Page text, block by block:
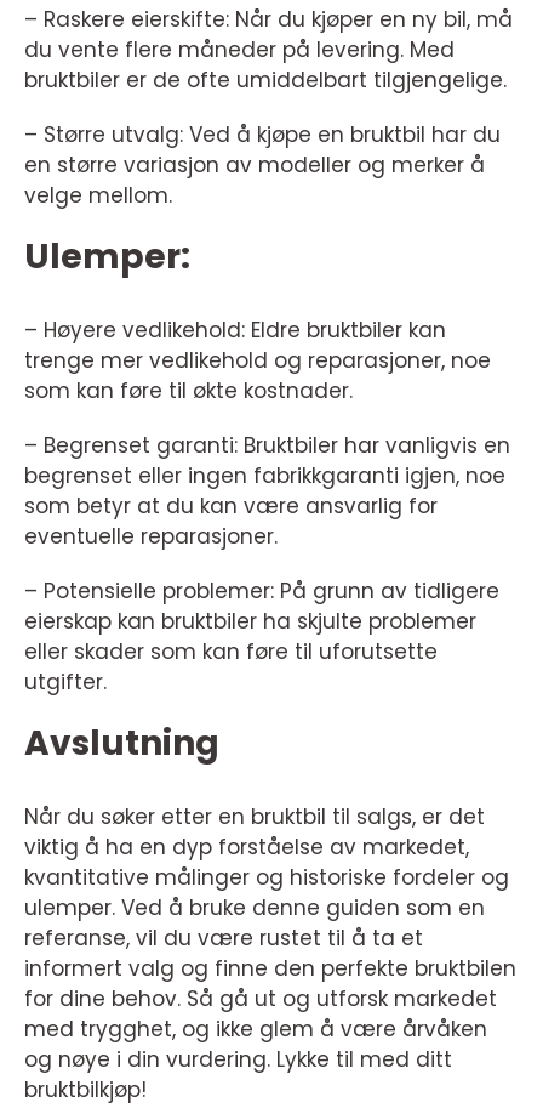
– Raskere eierskifte: Når du kjøper en ny bil, må
du vente flere måneder på levering. Med
bruktbiler er de ofte umiddelbart tilgjengelige.
– Større utvalg: Ved å kjøpe en bruktbil har du
en større variasjon av modeller og merker å
velge mellom.
Ulemper:
– Høyere vedlikehold: Eldre bruktbiler kan
trenge mer vedlikehold og reparasjoner, noe
som kan føre til økte kostnader.
– Begrenset garanti: Bruktbiler har vanligvis en
begrenset eller ingen fabrikkgaranti igjen, noe
som betyr at du kan være ansvarlig for
eventuelle reparasjoner.
– Potensielle problemer: På grunn av tidligere
eierskap kan bruktbiler ha skjulte problemer
eller skader som kan føre til uforutsette
utgifter.
Avslutning
Når du søker etter en bruktbil til salgs, er det
viktig å ha en dyp forståelse av markedet,
kvantitative målinger og historiske fordeler og
ulemper. Ved å bruke denne guiden som en
referanse, vil du være rustet til å ta et
informert valg og finne den perfekte bruktbilen
for dine behov. Så gå ut og utforsk markedet
med trygghet, og ikke glem å være årvåken
og nøye i din vurdering. Lykke til med ditt
bruktbilkjøp!